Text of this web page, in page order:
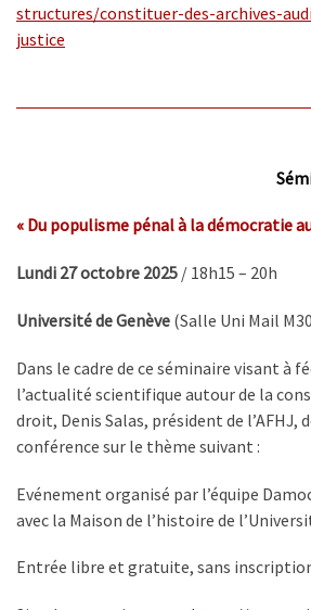
structures/constituer-des-archives-
justice
« Du populisme pénal à la démocratie
Lundi 27 octobre 2025 / 18h15 – 20h
Université de Genève (Salle Uni Mail
Dans le cadre de ce séminaire visant à
l’actualité scientifique autour de la
droit, Denis Salas, président de l’AFHJ,
conférence sur le thème suivant :
Evénement organisé par l’équipe
avec la Maison de l’histoire de
Entrée libre et gratuite, sans